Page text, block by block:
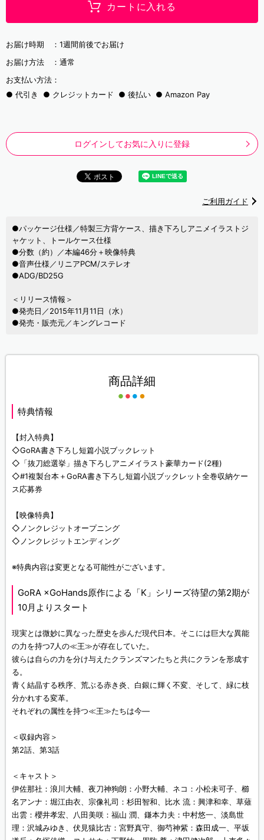
カートに入れる
お届け時期 ： 1週間前後でお届け
お届け方法 ： 通常
お支払い方法：
代引き
クレジットカード 後払い Amazon Pay
ログインしてお気に入りに登録
ご利用ガイド
●パッケージ仕様／特製三方背ケース、描き下ろしアニメイラストジ
ャケット、トールケース仕様
●分数（約）／本編46分＋映像特典
●音声仕様／リニアPCM/ステレオ
●ADG/BD25G
＜リリース情報＞
●発売日／2015年11月11日（水）
●発売・販売元／キングレコード
商品詳細
特典情報
【封入特典】
◇GoRA書き下ろし短篇小説ブックレット
◇「抜刀総選挙」描き下ろしアニメイラスト豪華カード(2種)
◇#1複製台本＋GoRA書き下ろし短篇小説ブックレット全巻収納ケー
ス応募券
【映像特典】
◇ノンクレジットオープニング
◇ノンクレジットエンディング
※特典内容は変更となる可能性がございます。
GoRA ×GoHands原作による「K」シリーズ待望の第2期が
10月よりスタート
現実とは微妙に異なった歴史を歩んだ現代日本。そこには巨大な異能
の力を持つ7人の≪王≫が存在していた。
彼らは自らの力を分け与えたクランズマンたちと共にクランを形成す
る。
青く結晶する秩序、荒ぶる赤き炎、白銀に輝く不変、そして、緑に枝
分かれする変革。
それぞれの属性を持つ≪王≫たちは今―
＜収録内容＞
第2話、第3話
＜キャスト＞
伊佐那社：浪川大輔、夜刀神狗朗：小野大輔、ネコ：小松未可子、櫛
名アンナ：堀江由衣、宗像礼司：杉田智和、比水 流：興津和幸、草薙
出雲：櫻井孝宏、八田美咲：福山 潤、鎌本力夫：中村悠一、淡島世
理：沢城みゆき、伏見猿比古：宮野真守、御芍神紫：森田成一、平坂